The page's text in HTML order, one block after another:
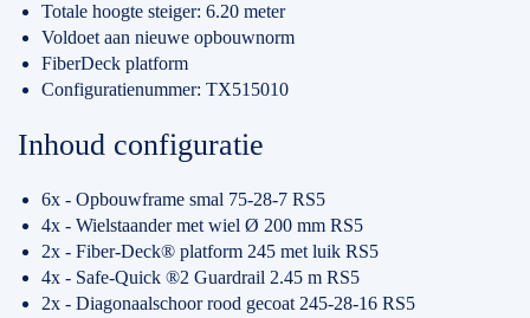
Totale hoogte steiger: 6.20 meter
Voldoet aan nieuwe opbouwnorm
FiberDeck platform
Configuratienummer: TX515010
Inhoud configuratie
6x - Opbouwframe smal 75-28-7 RS5
4x - Wielstaander met wiel Ø 200 mm RS5
2x - Fiber-Deck® platform 245 met luik RS5
4x - Safe-Quick ®2 Guardrail 2.45 m RS5
2x - Diagonaalschoor rood gecoat 245-28-16 RS5